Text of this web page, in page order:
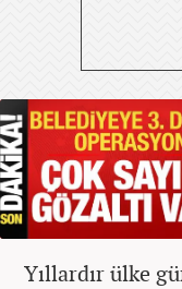
Yıllardır ülke